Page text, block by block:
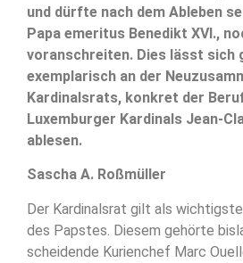
und dürfte nach dem Ableben
Papa emeritus Benedikt XVI.,
voranschreiten. Dies lässt sich
exemplarisch an der
Kardinalsrats, konkret der
Luxemburger Kardinals Jean-
ablesen.
Sascha A. Roßmüller
Der Kardinalsrat gilt als
des Papstes. Diesem gehörte
scheidende Kurienchef Marc